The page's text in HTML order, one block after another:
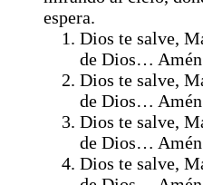
espera.
Dios te salve,
de Dios…
Dios te salve,
de Dios…
Dios te salve,
de Dios…
Dios te salve,